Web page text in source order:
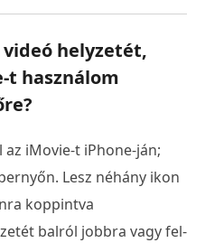
helyzetét,
t használom
iMovie-t iPhone-ján;
Lesz néhány ikon
koppintva
balról jobbra vagy fel-